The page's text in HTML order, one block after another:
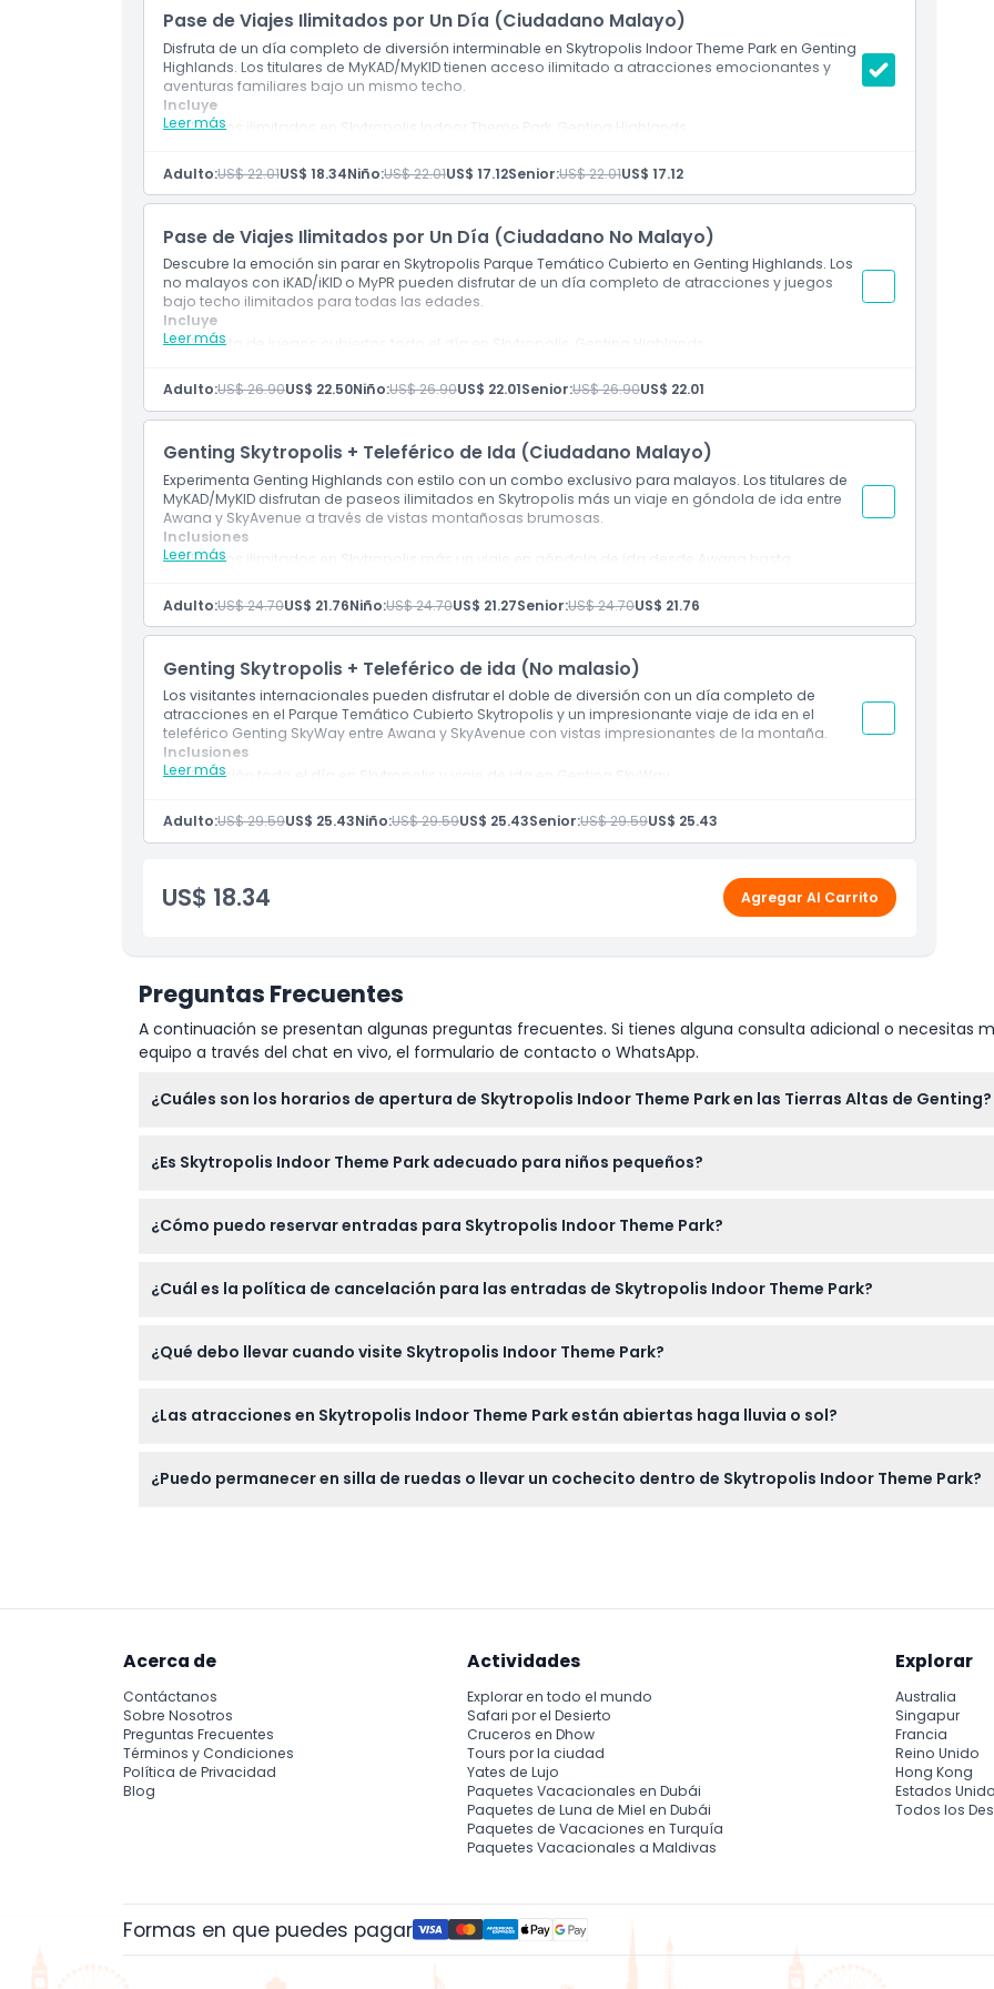
Ubicación
Política de Cancelación
Pase de Viajes Ilimitados por Un Día (Ciudadano Malayo)
Disfruta de un día completo de diversión interminable en Skytropolis Indoor Theme Park en Genting
Highlands. Los titulares de MyKAD/MyKID tienen acceso ilimitado a atracciones emocionantes y
aventuras familiares bajo un mismo techo.
Leer más
Incluye
Paseos ilimitados en Skytropolis Indoor Theme Park, Genting Highlands.
Adulto:US$ 22.01US$ 18.34Niño:US$ 22.01US$ 17.12Senior:US$ 22.01US$ 17.12
Pase de Viajes Ilimitados por Un Día (Ciudadano No Malayo)
Descubre la emoción sin parar en Skytropolis Parque Temático Cubierto en Genting Highlands. Los
no malayos con iKAD/iKID o MyPR pueden disfrutar de un día completo de atracciones y juegos
bajo techo ilimitados para todas las edades.
Leer más
Incluye
Disfruta de juegos cubiertos todo el día en Skytropolis, Genting Highlands.
Adulto:US$ 26.90US$ 22.50Niño:US$ 26.90US$ 22.01Senior:US$ 26.90US$ 22.01
Genting Skytropolis + Teleférico de Ida (Ciudadano Malayo)
Experimenta Genting Highlands con estilo con un combo exclusivo para malayos. Los titulares de
MyKAD/MyKID disfrutan de paseos ilimitados en Skytropolis más un viaje en góndola de ida entre
Awana y SkyAvenue a través de vistas montañosas brumosas.
Leer más
Inclusiones
Paseos ilimitados en Skytropolis más un viaje en góndola de ida desde Awana hasta
Solo para titulares de MyKAD/MyKID.
Adulto:US$ 24.70US$ 21.76Niño:US$ 24.70US$ 21.27Senior:US$ 24.70US$ 21.76
Genting Skytropolis + Teleférico de ida (No malasio)
Los visitantes internacionales pueden disfrutar el doble de diversión con un día completo de
atracciones en el Parque Temático Cubierto Skytropolis y un impresionante viaje de ida en el
teleférico Genting SkyWay entre Awana y SkyAvenue con vistas impresionantes de la montaña.
Leer más
Inclusiones
Diversión todo el día en Skytropolis y viaje de ida en Genting SkyWay.
Adulto:US$ 29.59US$ 25.43Niño:US$ 29.59US$ 25.43Senior:US$ 29.59US$ 25.43
US$ 18.34 Agregar Al Carrito
Preguntas Frecuentes
A continuación se presentan algunas preguntas frecuentes. Si tienes alguna consulta adicional o necesitas
equipo a través del chat en vivo, el formulario de contacto o WhatsApp.
¿Cuáles son los horarios de apertura de Skytropolis Indoor Theme Park en las Tierras Altas de Genting?
cambios — por favor confirme al momento de la reserva).
¿Es Skytropolis Indoor Theme Park adecuado para niños pequeños?
atracción, y los que midan menos de 122 cm deben ser supervisados por alguien de 16 años o más con un
¿Cómo puedo reservar entradas para Skytropolis Indoor Theme Park?
día.
¿Cuál es la política de cancelación para las entradas de Skytropolis Indoor Theme Park?
¿Qué debo llevar cuando visite Skytropolis Indoor Theme Park?
malayos.
¿Las atracciones en Skytropolis Indoor Theme Park están abiertas haga lluvia o sol?
¿Puedo permanecer en silla de ruedas o llevar un cochecito dentro de Skytropolis Indoor Theme Park?
Acerca de
Contáctanos
Sobre Nosotros
Preguntas Frecuentes
Términos y Condiciones
Política de Privacidad
Blog
Actividades
Explorar en todo el mundo
Safari por el Desierto
Cruceros en Dhow
Tours por la ciudad
Yates de Lujo
Paquetes Vacacionales en Dubái
Paquetes de Luna de Miel en Dubái
Paquetes de Vacaciones en Turquía
Paquetes Vacacionales a Maldivas
Explorar
Australia
Singapur
Francia
Reino Unido
Hong Kong
Estados
Todos los
Formas en que puedes pagar